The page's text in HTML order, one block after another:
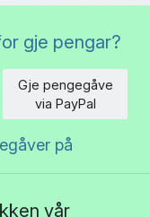
gje pengar?
Gje pengegåve
via PayPal
på
vår